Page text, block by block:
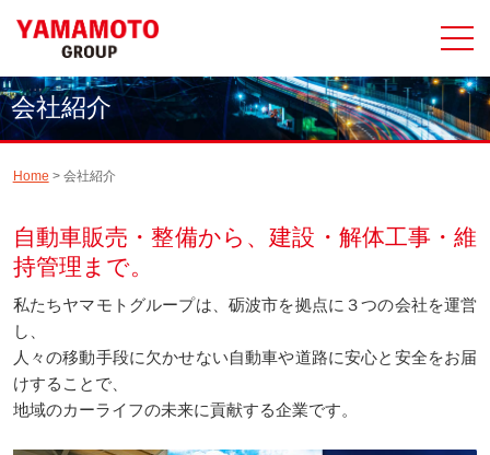
会社紹介
Home > 会社紹介
自動車販売・整備から、建設・解体工事・維
持管理まで。
私たちヤマモトグループは、砺波市を拠点に３つの会社を運営
し、
人々の移動手段に欠かせない自動車や道路に安心と安全をお届
けすることで、
地域のカーライフの未来に貢献する企業です。